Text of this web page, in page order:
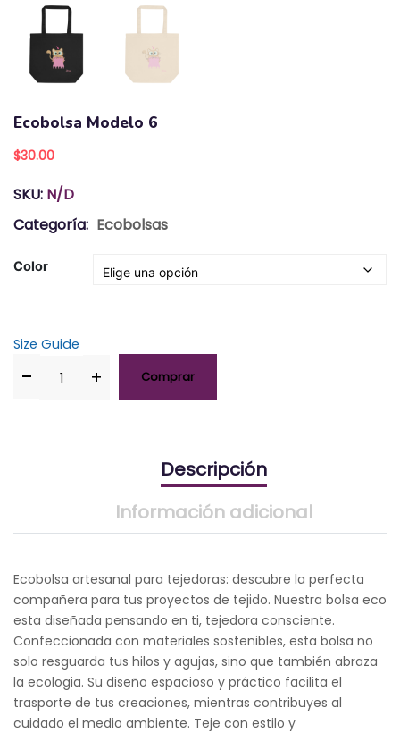
Ecobolsa Modelo 6
$30.00
SKU: N/D
Categoría: Ecobolsas
Color
Size Guide
Comprar
Descripción
Información adicional
Ecobolsa artesanal para tejedoras: descubre la perfecta
compañera para tus proyectos de tejido. Nuestra bolsa eco
esta diseñada pensando en ti, tejedora consciente.
Confeccionada con materiales sostenibles, esta bolsa no
solo resguarda tus hilos y agujas, sino que también abraza
la ecologia. Su diseño espacioso y práctico facilita el
trasporte de tus creaciones, mientras contribuyes al
cuidado el medio ambiente. Teje con estilo y